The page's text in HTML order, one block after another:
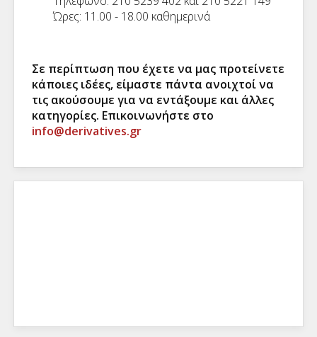
Ώρες: 11.00 - 18.00 καθημερινά
Σε περίπτωση που έχετε να μας προτείνετε
κάποιες ιδέες, είμαστε πάντα ανοιχτοί να
τις ακούσουμε για να εντάξουμε και άλλες
κατηγορίες. Επικοινωνήστε στο
info@derivatives.gr